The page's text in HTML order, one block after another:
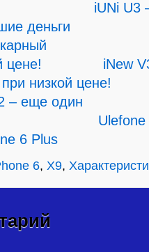
iUNi U3
деньги
iNew
низкой цене!
6 Plus
6, X9,